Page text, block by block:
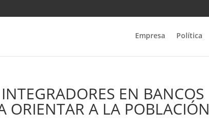
Empresa Política
EN BANCOS
ORIENTAR A LA POBLACIÓN